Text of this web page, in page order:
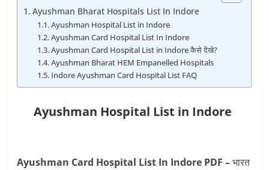
Ayushman Bharat Hospitals List In Indore
Ayushman Hospital List in Indore
Ayushman Card Hospital List In Indore
Ayushman Card Hospital List in Indore कैसे देंखे?
Ayushman Bharat HEM Empanelled Hospitals
Indore Ayushman Card Hospital List FAQ
Ayushman Hospital List in Indore
Ayushman Card Hospital List In Indore PDF –भारत